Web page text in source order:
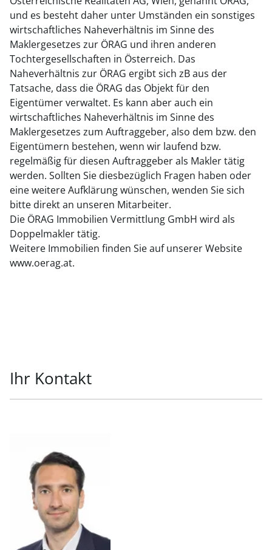
und es besteht daher unter Umständen ein sonstiges
wirtschaftliches Naheverhältnis im Sinne des
Maklergesetzes zur ÖRAG und ihren anderen
Tochtergesellschaften in Österreich. Das
Naheverhältnis zur ÖRAG ergibt sich zB aus der
Tatsache, dass die ÖRAG das Objekt für den
Eigentümer verwaltet. Es kann aber auch ein
wirtschaftliches Naheverhältnis im Sinne des
Maklergesetzes zum Auftraggeber, also dem bzw. den
Eigentümern bestehen, wenn wir laufend bzw.
regelmäßig für diesen Auftraggeber als Makler tätig
werden. Sollten Sie diesbezüglich Fragen haben oder
eine weitere Aufklärung wünschen, wenden Sie sich
bitte direkt an unseren Mitarbeiter.
Die ÖRAG Immobilien Vermittlung GmbH wird als
Doppelmakler tätig.
Weitere Immobilien finden Sie auf unserer Website
www.oerag.at.
Ihr Kontakt